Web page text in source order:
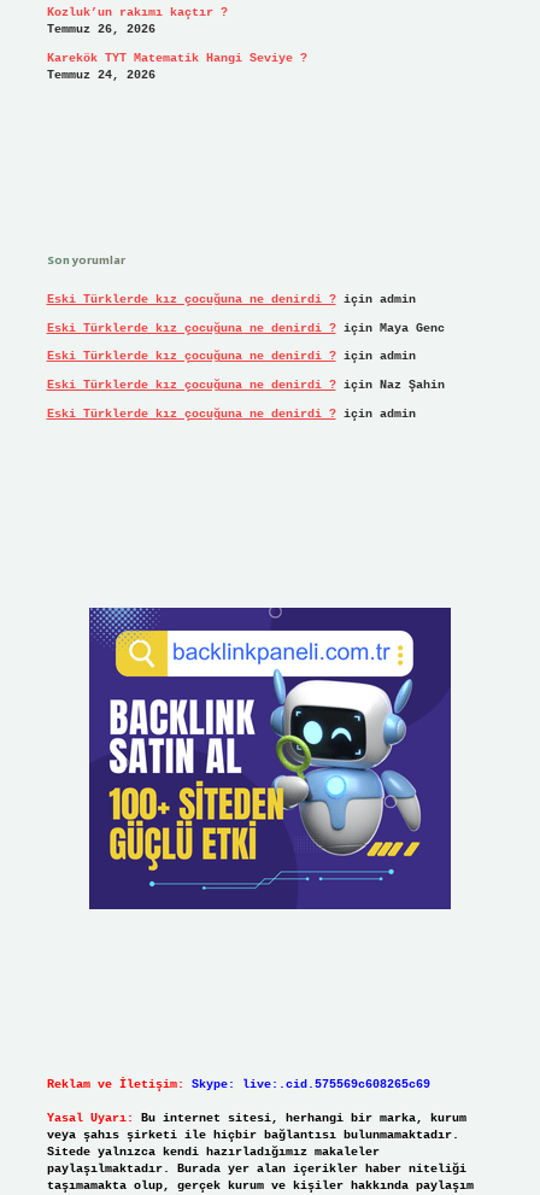
Kozluk’un rakımı kaçtır ?
Temmuz 26, 2026
Karekök TYT Matematik Hangi Seviye ?
Temmuz 24, 2026
Son yorumlar
Eski Türklerde kız çocuğuna ne denirdi ?için admin
Eski Türklerde kız çocuğuna ne denirdi ?için Maya Genc
Eski Türklerde kız çocuğuna ne denirdi ?için admin
Eski Türklerde kız çocuğuna ne denirdi ?için Naz Şahin
Eski Türklerde kız çocuğuna ne denirdi ?için admin
Reklam ve İletişim: Skype: live:.cid.575569c608265c69
Yasal Uyarı:
Bu internet sitesi, herhangi bir marka, kurum
veya şahıs şirketi ile hiçbir bağlantısı bulunmamaktadır.
Sitede yalnızca kendi hazırladığımız makaleler
paylaşılmaktadır. Burada yer alan içerikler haber niteliği
taşımamakta olup, gerçek kurum ve kişiler hakkında paylaşım